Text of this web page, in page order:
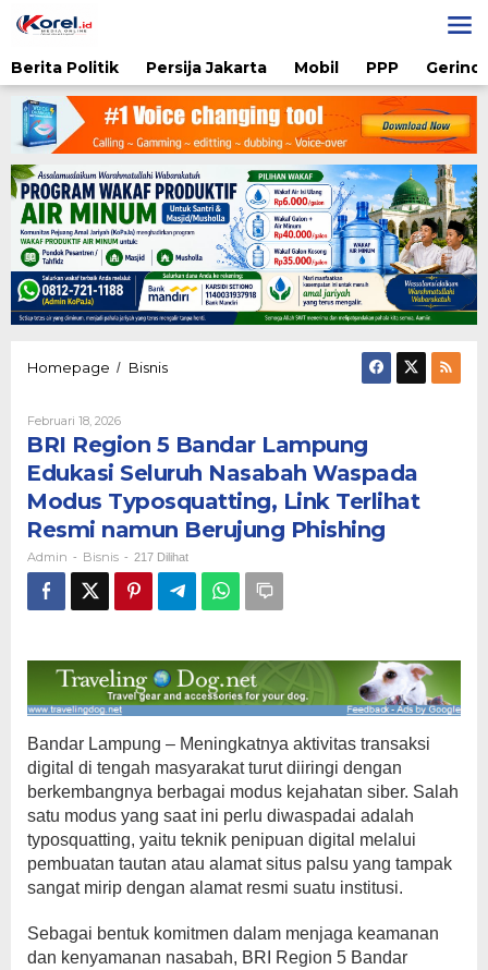
ke
Berita Politik
Persija Jakarta Mobil PPP
Homepage / BisnisBRI
Lampung
Edukasi
Seluruh
Nasabah
Waspada
Modus
Typosquatting,
Link
Terlihat
Berujung
Phishing
Februari 18, 2026Oleh
Admin
BRI Region 5 Bandar Lampung
Edukasi Seluruh Nasabah Waspada
Modus Typosquatting, Link Terlihat
Resmi namun Berujung Phishing
Admin - Bisnis - 217 Dilihat
Bandar Lampung – Meningkatnya aktivitas transaksi
digital di tengah masyarakat turut diiringi dengan
berkembangnya berbagai modus kejahatan siber. Salah
satu modus yang saat ini perlu diwaspadai adalah
typosquatting, yaitu teknik penipuan digital melalui
pembuatan tautan atau alamat situs palsu yang tampak
sangat mirip dengan alamat resmi suatu institusi.
Sebagai bentuk komitmen dalam menjaga keamanan
dan kenyamanan nasabah, BRI Region 5 Bandar